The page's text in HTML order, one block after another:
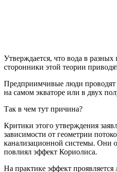
Утверждается, что вода в
сторонники этой теории
Предприимчивые люди проводят
на самом экваторе или в двух
Так в чем тут причина?
Критики этого утверждения
зависимости от геометрии
канализационной системы. Они
повлиял эффект Кориолиса.
На практике эффект